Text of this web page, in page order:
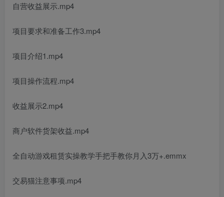
自营收益展示.mp4
项目要求和准备工作3.mp4
项目介绍1.mp4
项目操作流程.mp4
收益展示2.mp4
商户软件货架收益.mp4
全自动游戏租赁实操教学手把手教你月入3万+.emmx
交易猫注意事项.mp4